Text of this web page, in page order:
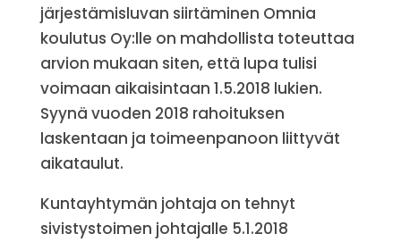
järjestämisluvan siirtäminen Omnia
koulutus Oy:lle on mahdollista toteuttaa
arvion mukaan siten, että lupa tulisi
voimaan aikaisintaan 1.5.2018 lukien.
Syynä vuoden 2018 rahoituksen
laskentaan ja toimeenpanoon liittyvät
aikataulut.
Kuntayhtymän johtaja on tehnyt
sivistystoimen johtajalle 5.1.2018